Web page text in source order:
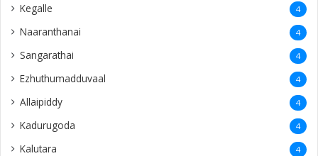
Kegalle 4
Naaranthanai 4
Sangarathai 4
Ezhuthumadduvaal 4
Allaipiddy 4
Kadurugoda 4
Kalutara 4